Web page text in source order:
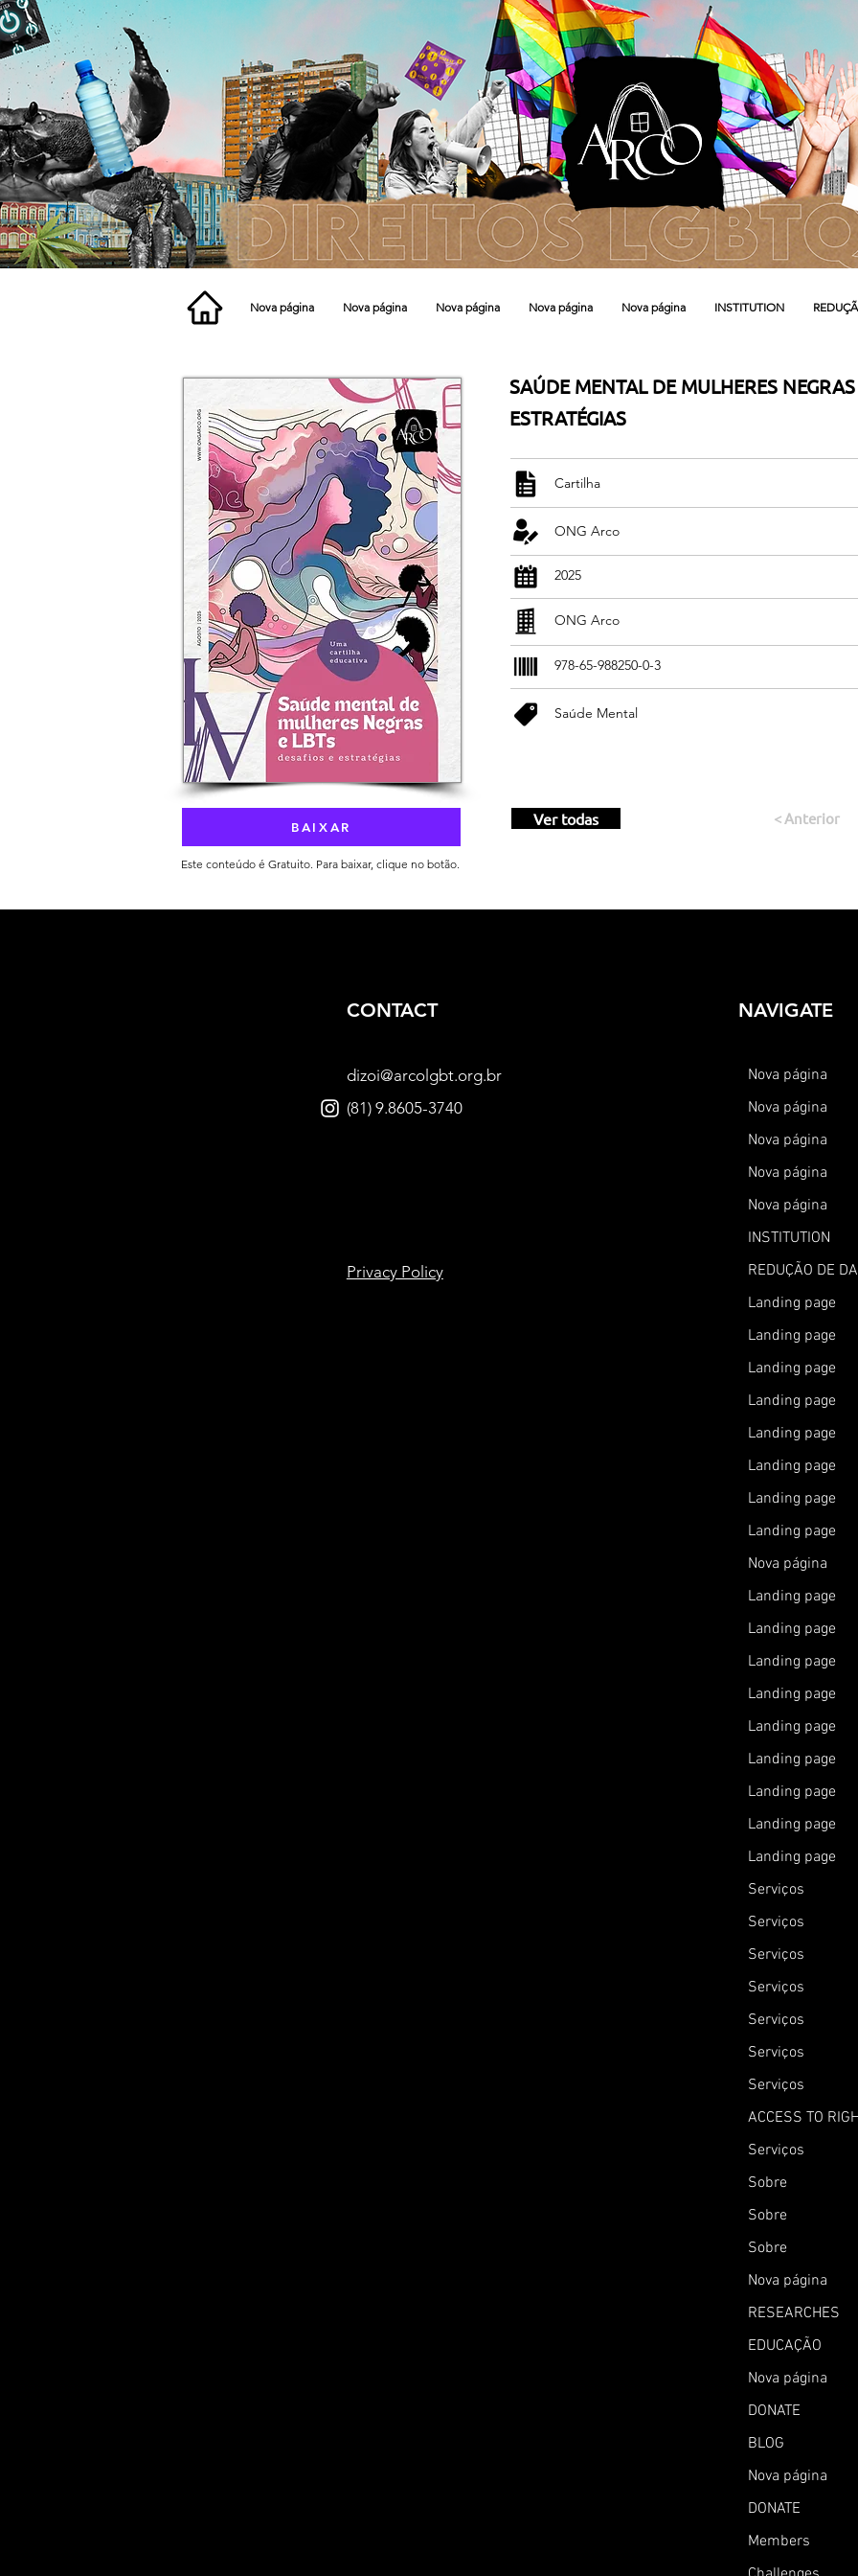
Nova página Nova página Nova página Nova página Nova página INSTITUTION
SAÚDE MENTAL DE MULHERES
ESTRATÉGIAS
Cartilha
ONG Arco
2025
ONG Arco
978-65-988250-0-3
Saúde Mental
BAIXAR Ver todas < Anterior
Este conteúdo é Gratuito. Para baixar, clique no botão.
CONTACT
dizoi@arcolgbt.org.br
(81) 9.8605-3740
Privacy Policy
NAVIGATE
Nova página
Nova página
Nova página
Nova página
Nova página
INSTITUTION
REDUÇÃO DE
Landing page
Landing page
Landing page
Landing page
Landing page
Landing page
Landing page
Landing page
Nova página
Landing page
Landing page
Landing page
Landing page
Landing page
Landing page
Landing page
Landing page
Landing page
Serviços
Serviços
Serviços
Serviços
Serviços
Serviços
Serviços
ACCESS TO
Serviços
Sobre
Sobre
Sobre
Nova página
RESEARCHES
EDUCAÇÃO
Nova página
DONATE
BLOG
Nova página
DONATE
Members